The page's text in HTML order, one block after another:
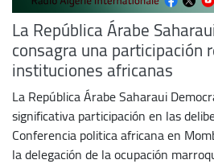
La República Árabe
consagra una participación
instituciones africanas
La República Árabe Saharaui
significativa participación en las
Conferencia politica africana en
la delegación de la ocupación